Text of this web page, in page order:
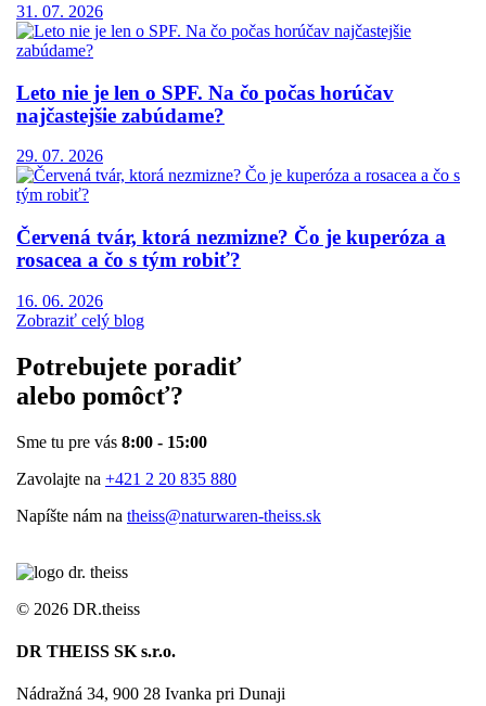
31. 07. 2026
Leto nie je len o SPF. Na čo počas horúčav
najčastejšie zabúdame?
29. 07. 2026
Červená tvár, ktorá nezmizne? Čo je kuperóza a
rosacea a čo s tým robiť?
16. 06. 2026
Zobraziť celý blog
Potrebujete poradiť
alebo pomôcť?
Sme tu pre vás 8:00 - 15:00
Zavolajte na +421 2 20 835 880
Napíšte nám na theiss@naturwaren-theiss.sk
© 2026 DR.theiss
DR THEISS SK s.r.o.
Nádražná 34, 900 28 Ivanka pri Dunaji